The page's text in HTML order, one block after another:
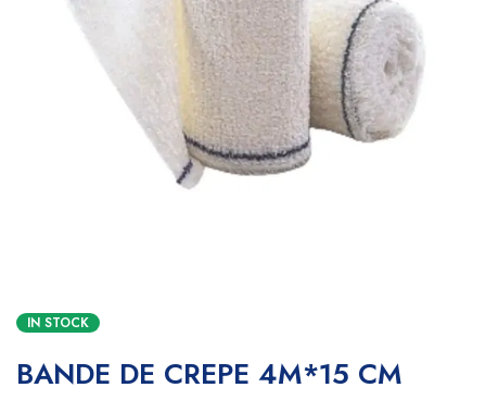
IN STOCK
BANDE DE CREPE 4M*15 CM